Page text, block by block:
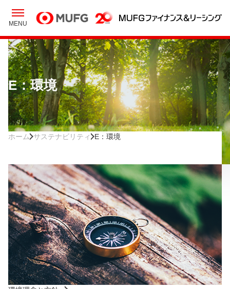
MENU
E：環境
ホーム サステナビリティ E：環境